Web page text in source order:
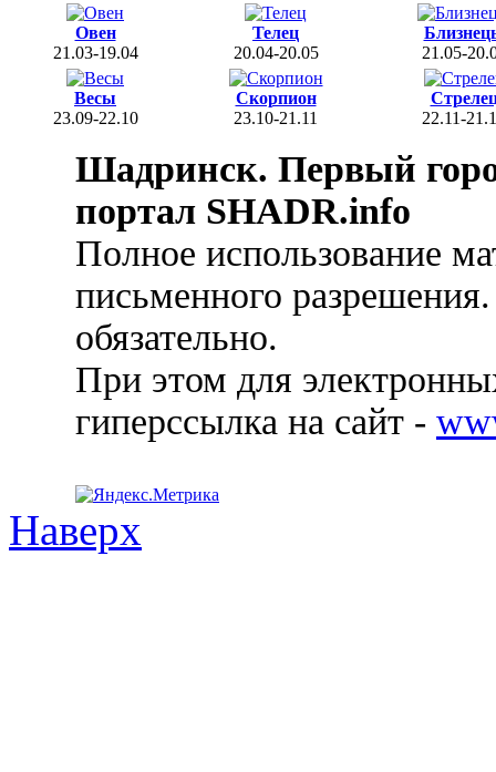
Овен
21.03-19.04
Телец
20.04-20.05
21.05-
Весы
23.09-22.10
Скорпион
23.10-21.11
22.11-
Шадринск. Первый
портал SHADR.info
Полное использование
письменного
обязательно.
При этом для
гиперссылка на сайт -
Наверх